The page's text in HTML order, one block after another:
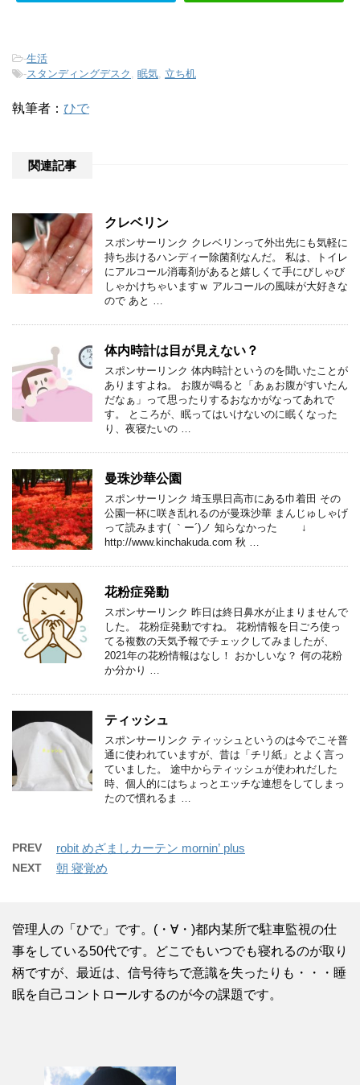
-生活
-スタンディングデスク 眠気 立ち机
執筆者： ひで
関連記事
クレベリン
スポンサーリンク クレベリンって外出先にも気軽に
持ち歩けるハンディー除菌剤なんだ。 私は、トイレ
にアルコール消毒剤があると嬉しくて手にびしゃび
しゃかけちゃいますｗ アルコールの風味が大好きな
ので あと …
体内時計は目が見えない？
スポンサーリンク 体内時計というのを聞いたことが
ありますよね。 お腹が鳴ると「あぁお腹がすいたん
だなぁ」って思ったりするおなかがなってあれで
す。 ところが、眠ってはいけないのに眠くなった
り、夜寝たいの …
曼珠沙華公園
スポンサーリンク 埼玉県日高市にある巾着田 その
公園一杯に咲き乱れるのが曼珠沙華 まんじゅしゃげ
って読みます( ｀ー´)ノ 知らなかった ↓
http://www.kinchakuda.com 秋 …
花粉症発動
スポンサーリンク 昨日は終日鼻水が止まりませんで
した。 花粉症発動ですね。 花粉情報を日ごろ使っ
てる複数の天気予報でチェックしてみましたが、
2021年の花粉情報はなし！ おかしいな？ 何の花粉
か分かり …
ティッシュ
スポンサーリンク ティッシュというのは今でこそ普
通に使われていますが、昔は「チリ紙」とよく言っ
ていました。 途中からティッシュが使われだした
時、個人的にはちょっとエッチな連想をしてしまっ
たので慣れるま …
PREV robit めざましカーテン mornin’ plus
NEXT 朝 寝覚め
管理人の「ひで」です。(・∀・)都内某所で駐車監視の仕
事をしている50代です。どこでもいつでも寝れるのが取り
柄ですが、最近は、信号待ちで意識を失ったりも・・・睡
眠を自己コントロールするのが今の課題です。